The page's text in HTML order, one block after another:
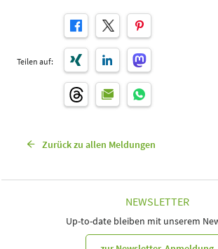
Teilen auf:
Zurück zu allen Meldungen
NEWSLETTER
Up-to-date bleiben mit unserem